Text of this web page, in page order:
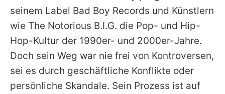
seinem Label Bad Boy Records und Künstlern
wie The Notorious B.I.G. die Pop- und Hip-
Hop-Kultur der 1990er- und 2000er-Jahre.
Doch sein Weg war nie frei von Kontroversen,
sei es durch geschäftliche Konflikte oder
persönliche Skandale. Sein Prozess ist auf